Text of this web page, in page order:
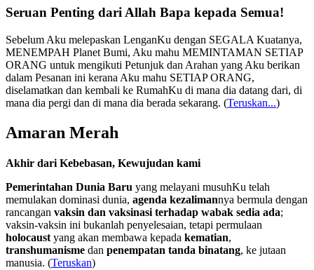
Seruan Penting dari Allah Bapa kepada Semua!
Sebelum Aku melepaskan LenganKu dengan SEGALA Kuatanya,
MENEMPAH Planet Bumi, Aku mahu MEMINTAMAN SETIAP
ORANG untuk mengikuti Petunjuk dan Arahan yang Aku berikan
dalam Pesanan ini kerana Aku mahu SETIAP ORANG,
diselamatkan dan kembali ke RumahKu di mana dia datang dari, di
mana dia pergi dan di mana dia berada sekarang. (Teruskan...)
Amaran Merah
Akhir dari Kebebasan, Kewujudan kami
Pemerintahan Dunia Baru yang melayani musuhKu telah
memulakan dominasi dunia, agenda kezalimannya bermula dengan
rancangan vaksin dan vaksinasi terhadap wabak sedia ada;
vaksin-vaksin ini bukanlah penyelesaian, tetapi permulaan
holocaust yang akan membawa kepada kematian,
transhumanisme dan penempatan tanda binatang, ke jutaan
manusia. (Teruskan)